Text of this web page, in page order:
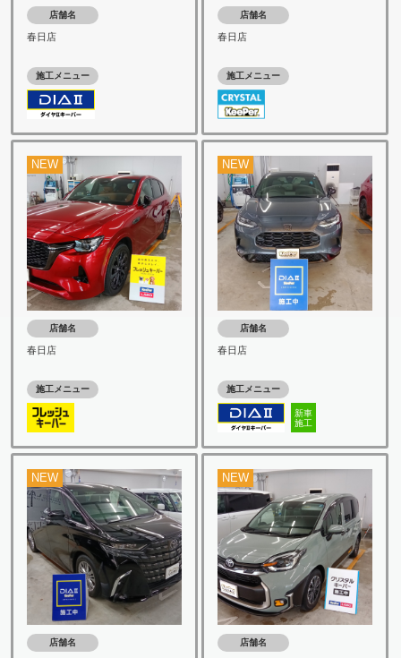
店舗名
春日店
施工メニュー
店舗名
春日店
施工メニュー
NEW
店舗名
春日店
施工メニュー
NEW
店舗名
春日店
施工メニュー
新車
施工
NEW
店舗名
NEW
店舗名